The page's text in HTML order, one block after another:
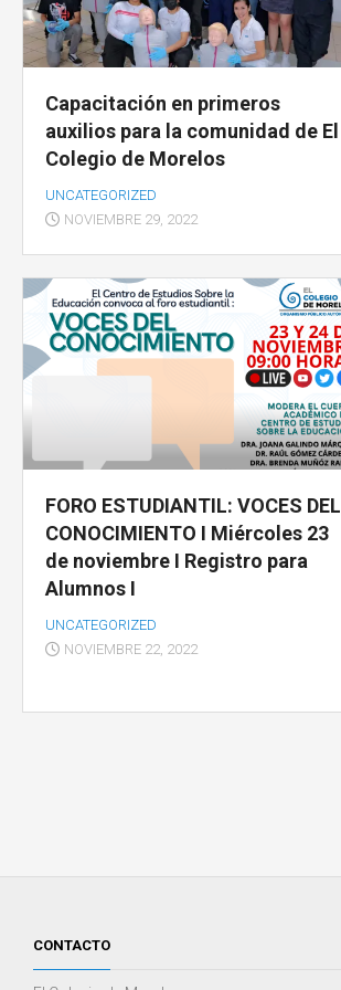
COOPERACIÓN
INTERINSTITUCIONAL
ÓRGANOS
COLEGIADOS
Capacitación en primeros
auxilios para la comunidad de El
Colegio de Morelos
UNCATEGORIZED
NOVIEMBRE 29, 2022
FORO ESTUDIANTIL: VOCES DEL
CONOCIMIENTO I Miércoles 23
de noviembre I Registro para
Alumnos I
UNCATEGORIZED
NOVIEMBRE 22, 2022
CONTACTO